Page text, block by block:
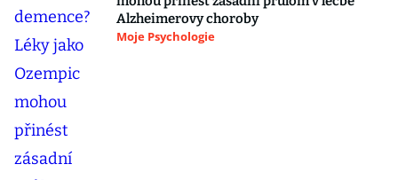
Alzheimerovy choroby
Moje Psychologie